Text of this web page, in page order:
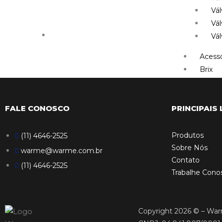
Brix
FALE CONOSCO
(11) 4646-2525
warme@warme.com.br
(11) 4646-2525
PRINCIPAIS
Produtos
Sobre Nós
Contato
Trabalhe
Copyright 2026 © –